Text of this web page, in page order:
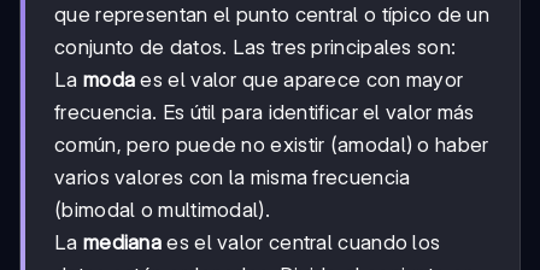
que representan el punto central o típico de un
conjunto de datos. Las tres principales son:
La moda es el valor que aparece con mayor
frecuencia. Es útil para identificar el valor más
común, pero puede no existir (amodal) o haber
varios valores con la misma frecuencia
(bimodal o multimodal).
La mediana es el valor central cuando los